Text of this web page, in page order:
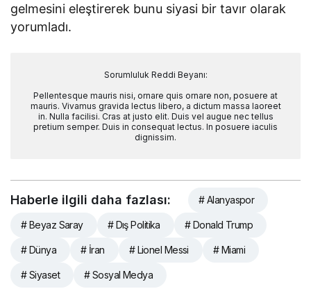
gelmesini eleştirerek bunu siyasi bir tavır olarak
yorumladı.
Sorumluluk Reddi Beyanı:
Pellentesque mauris nisi, ornare quis ornare non, posuere at
mauris. Vivamus gravida lectus libero, a dictum massa laoreet
in. Nulla facilisi. Cras at justo elit. Duis vel augue nec tellus
pretium semper. Duis in consequat lectus. In posuere iaculis
dignissim.
Haberle ilgili daha fazlası: # Alanyaspor
# Beyaz Saray # Dış Politika # Donald Trump
# Dünya # İran # Lionel Messi # Miami
# Siyaset # Sosyal Medya